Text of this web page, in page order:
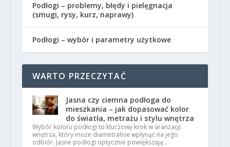
Podłogi – problemy, błędy i pielęgnacja
(smugi, rysy, kurz, naprawy)
Podłogi – wybór i parametry użytkowe
WARTO PRZECZYTAĆ
Jasna czy ciemna podłoga do
mieszkania – jak dopasować kolor
do światła, metrażu i stylu wnętrza
Wybór koloru podłogi to kluczowy krok w aranżacji
wnętrza, który może diametralnie wpłynąć na jego
odbiór. Jasne podłogi optycznie powiększają …